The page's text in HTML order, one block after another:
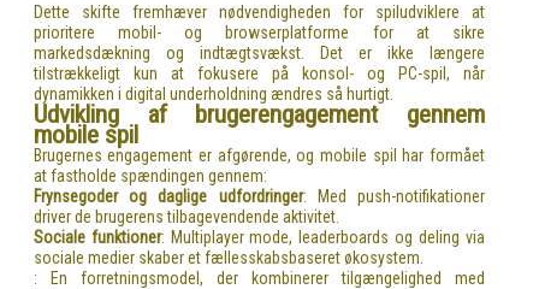
Dette skifte fremhæver nødvendigheden for spiludviklere at
prioritere mobil- og browserplatforme for at sikre
markedsdækning og indtægtsvækst. Det er ikke længere
tilstrækkeligt kun at fokusere på konsol- og PC-spil, når
dynamikken i digital underholdning ændres så hurtigt.
Udvikling af brugerengagement gennem
mobile spil
Brugernes engagement er afgørende, og mobile spil har formået
at fastholde spændingen gennem:
Frynsegoder og daglige udfordringer: Med push-notifikationer
driver de brugerens tilbagevendende aktivitet.
Sociale funktioner: Multiplayer mode, leaderboards og deling via
sociale medier skaber et fællesskabsbaseret økosystem.
: En forretningsmodel, der kombinerer tilgængelighed med